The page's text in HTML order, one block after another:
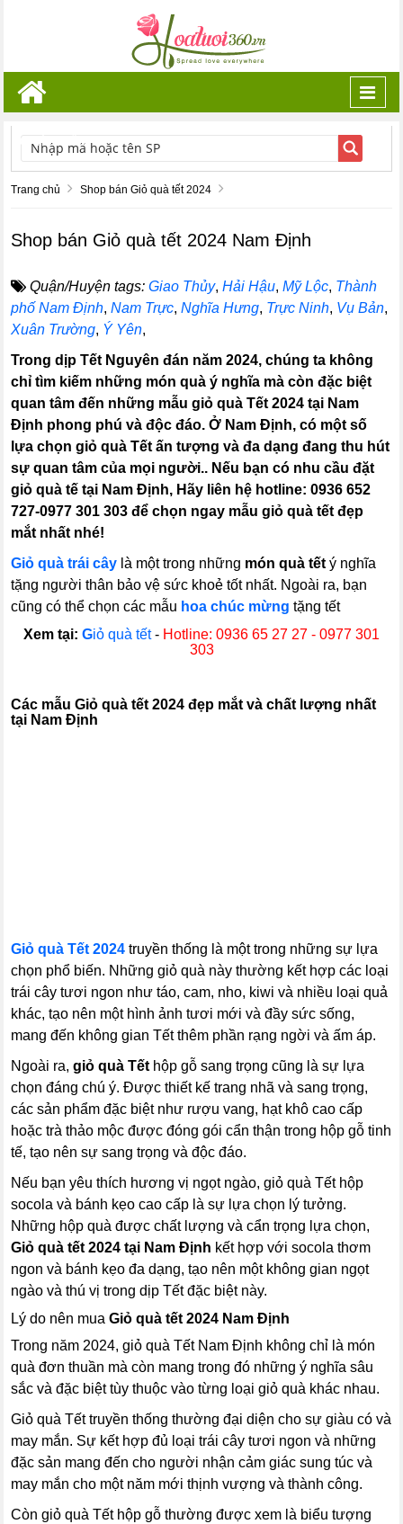
TÌM KIẾM
Trang chủ Shop bán Giỏ quà tết 2024
Shop bán Giỏ quà tết 2024 Nam Định
Quận/Huyện tags: Giao Thủy,Hải Hậu,Mỹ Lộc, Thành
phố Nam Định,Nam Trực,Nghĩa Hưng, Trực Ninh, Vụ Bản,
Xuân Trường, Ý Yên,
Trong dịp Tết Nguyên đán năm 2024, chúng ta không
chỉ tìm kiếm những món quà ý nghĩa mà còn đặc biệt
quan tâm đến những mẫu giỏ quà Tết 2024 tại Nam
Định phong phú và độc đáo. Ở Nam Định, có một số
lựa chọn giỏ quà Tết ấn tượng và đa dạng đang thu hút
sự quan tâm của mọi người.. Nếu bạn có nhu cầu đặt
giỏ quà tế tại Nam Định, Hãy liên hệ hotline: 0936 652
727-0977 301 303 để chọn ngay mẫu giỏ quà tết đẹp
mắt nhất nhé!
Giỏ quà trái cây là một trong những món quà tếtý nghĩa
tặng người thân bảo vệ sức khoẻ tốt nhất. Ngoài ra, bạn
cũng có thể chọn các mẫu hoa chúc mừng tặng tết
Xem tại: Giỏ quà tết- Hotline: 0936 65 27 27 - 0977 301
303
Các mẫu Giỏ quà tết 2024 đẹp mắt và chất lượng nhất
tại Nam Định
Giỏ quà Tết 2024 truyền thống là một trong những sự lựa
chọn phổ biến. Những giỏ quà này thường kết hợp các loại
trái cây tươi ngon như táo, cam, nho, kiwi và nhiều loại quả
khác, tạo nên một hình ảnh tươi mới và đầy sức sống,
mang đến không gian Tết thêm phần rạng ngời và ấm áp.
Ngoài ra,giỏ quà Tết hộp gỗ sang trọng cũng là sự lựa
chọn đáng chú ý. Được thiết kế trang nhã và sang trọng,
các sản phẩm đặc biệt như rượu vang, hạt khô cao cấp
hoặc trà thảo mộc được đóng gói cẩn thận trong hộp gỗ tinh
tế, tạo nên sự sang trọng và độc đáo.
Nếu bạn yêu thích hương vị ngọt ngào, giỏ quà Tết hộp
socola và bánh kẹo cao cấp là sự lựa chọn lý tưởng.
Những hộp quà được chất lượng và cẩn trọng lựa chọn,
Giỏ quà tết 2024 tại Nam Định kết hợp với socola thơm
ngon và bánh kẹo đa dạng, tạo nên một không gian ngọt
ngào và thú vị trong dịp Tết đặc biệt này.
Lý do nên muaGiỏ quà tết 2024 Nam Định
Trong năm 2024, giỏ quà Tết Nam Định không chỉ là món
quà đơn thuần mà còn mang trong đó những ý nghĩa sâu
sắc và đặc biệt tùy thuộc vào từng loại giỏ quà khác nhau.
Giỏ quà Tết truyền thống thường đại diện cho sự giàu có và
may mắn. Sự kết hợp đủ loại trái cây tươi ngon và những
đặc sản mang đến cho người nhận cảm giác sung túc và
may mắn cho một năm mới thịnh vượng và thành công.
Còn giỏ quà Tết hộp gỗ thường được xem là biểu tượng